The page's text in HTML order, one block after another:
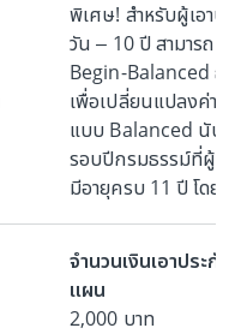
พิเศษ! สำหรับผู้เอาป
วัน – 10 ปี สามารถเ
Begin-Balanced
เพื่อเปลี่ยนแปลงค่าใ
แบบ Balanced นับ
รอบปีกรมธรรม์ที่ผู้เ
มีอายุครบ 11 ปี โดย
จำนวนเงินเอาประกั
แผน
2,000 บาท